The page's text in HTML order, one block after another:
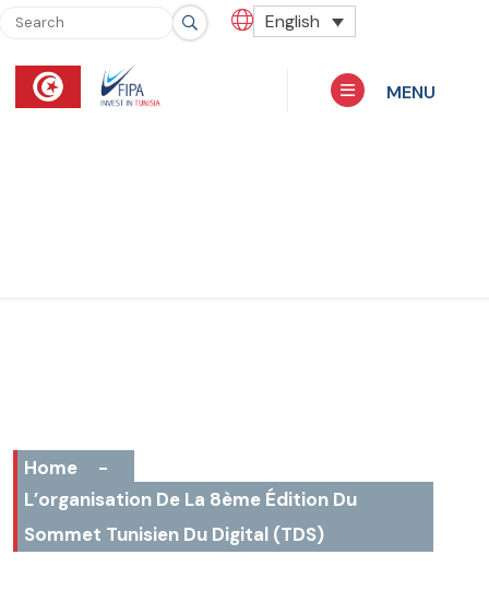
English
MENU
Home
-
L’organisation De La 8ème Édition Du
Sommet Tunisien Du Digital (TDS)